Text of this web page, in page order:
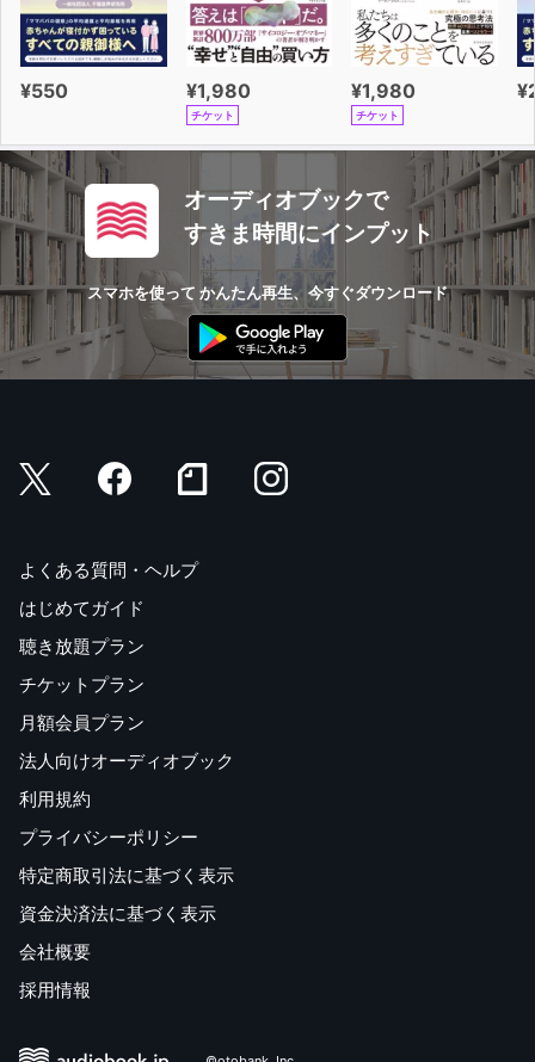
¥550 ¥1,980
チケット
¥1,980
チケット
オーディオブックで
すきま時間にインプット
スマホを使って かんたん再生、今すぐダウンロード
よくある質問・ヘルプ
はじめてガイド
聴き放題プラン
チケットプラン
月額会員プラン
法人向けオーディオブック
利用規約
プライバシーポリシー
特定商取引法に基づく表示
資金決済法に基づく表示
会社概要
採用情報